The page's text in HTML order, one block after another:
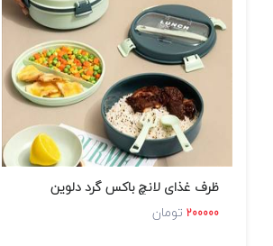
ظرف غذای لانچ باکس گرد دلوین
200000 تومان